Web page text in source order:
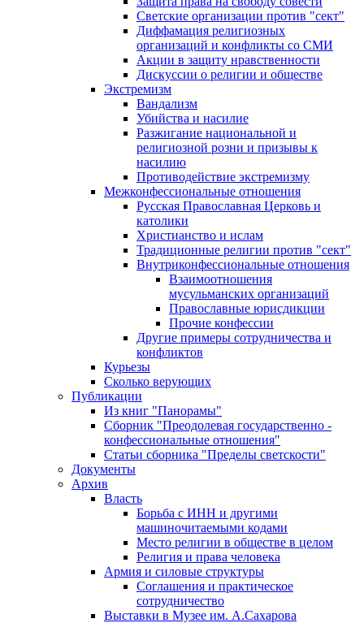
Светские организации против "сект"
Диффамация религиозных
организаций и конфликты со СМИ
Акции в защиту нравственности
Дискуссии о религии и обществе
Экстремизм
Вандализм
Убийства и насилие
Разжигание национальной и
религиозной розни и призывы к
насилию
Противодействие экстремизму
Межконфессиональные отношения
Русская Православная Церковь и
католики
Христианство и ислам
Традиционные религии против "сект"
Внутриконфессиональные отношения
Взаимоотношения
мусульманских организаций
Православные юрисдикции
Прочие конфессии
Другие примеры сотрудничества и
конфликтов
Курьезы
Сколько верующих
Публикации
Из книг "Панорамы"
Сборник "Преодолевая государственно -
конфессиональные отношения"
Статьи сборника "Пределы светскости"
Документы
Архив
Власть
Борьба с ИНН и другими
машиночитаемыми кодами
Место религии в обществе в целом
Религия и права человека
Армия и силовые структуры
Соглашения и практическое
сотрудничество
Выставки в Музее им. А.Сахарова